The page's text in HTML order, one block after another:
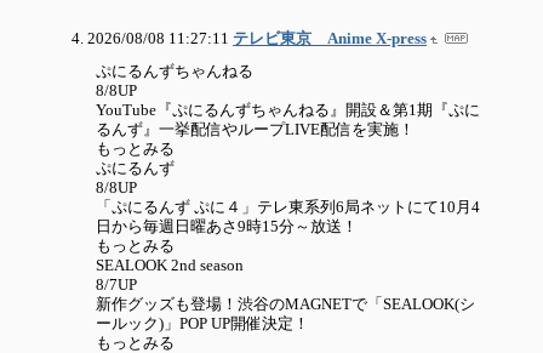
2026/08/08 11:27:11 テレビ東京 Anime X-press
ぷにるんずちゃんねる
8/8UP
YouTube『ぷにるんずちゃんねる』開設＆第1期『ぷに
るんず』一挙配信やループLIVE配信を実施！
もっとみる
ぷにるんず
8/8UP
「ぷにるんず ぷに４」テレ東系列6局ネットにて10月4
日から毎週日曜あさ9時15分～放送！
もっとみる
SEALOOK 2nd season
8/7UP
新作グッズも登場！渋谷のMAGNETで「SEALOOK(シ
ールック)」POP UP開催決定！
もっとみる